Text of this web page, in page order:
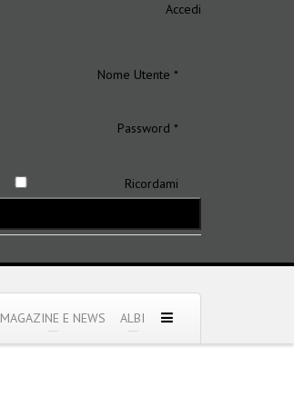
Accedi
Nome Utente *
Password *
Ricordami
MAGAZINE E NEWS ALBI